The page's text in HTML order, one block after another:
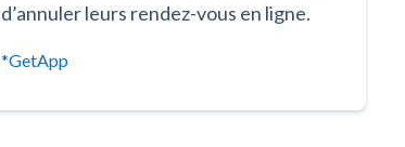
d’annuler leurs rendez-vous en ligne.
*GetApp